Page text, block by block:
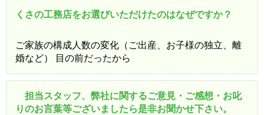
くさの工務店をお選びいただけたのはなぜですか？
ご家族の構成人数の変化（ご出産、お子様の独立、離
婚など） 目の前だったから
担当スタッフ、弊社に関するご意見・ご感想・お叱
りのお言葉等ございましたら是非お聞かせ下さい。